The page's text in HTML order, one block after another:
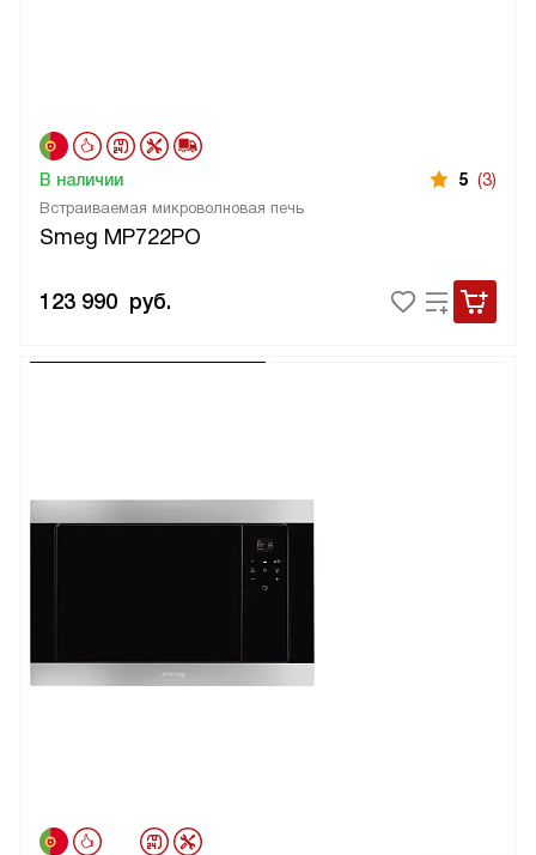
Встраиваемая микроволновая печь
Smeg MP722PO
В наличии 5 (3)
123 990 руб.